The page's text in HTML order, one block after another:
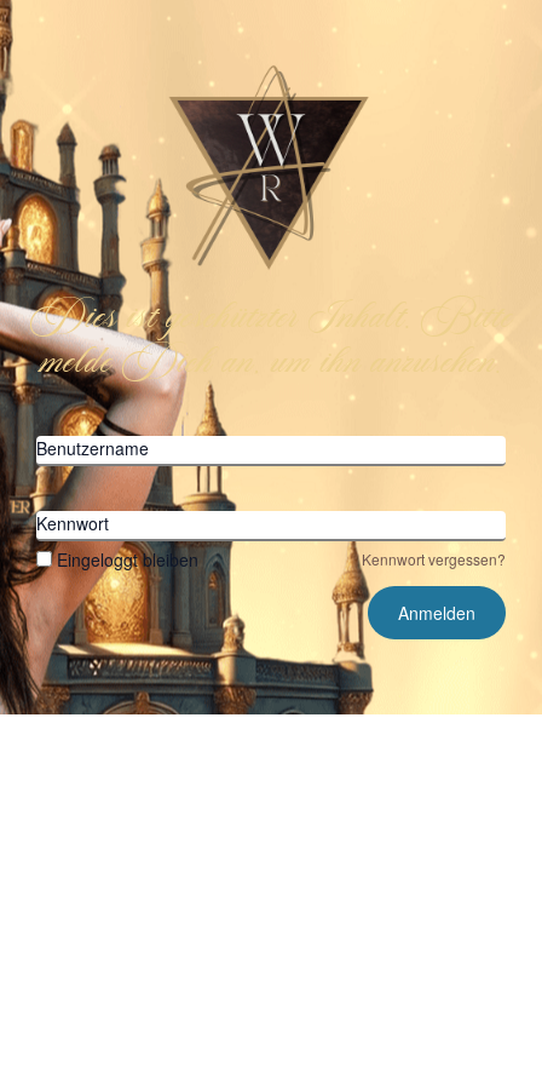
Dies ist geschützter Inhalt. Bitte
melde Dich an, um ihn anzusehen.
Benutzername
Kennwort
Eingeloggt bleiben
Kennwort vergessen?